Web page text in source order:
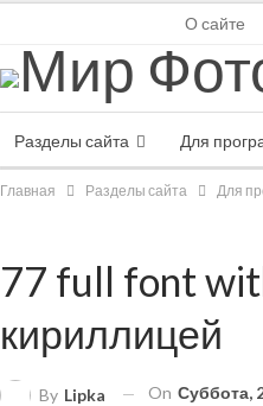
О сайте
Разделы сайта Для
Главная Разделы сайта Для
77 full font
кириллицей
By Lipka On Суббота,